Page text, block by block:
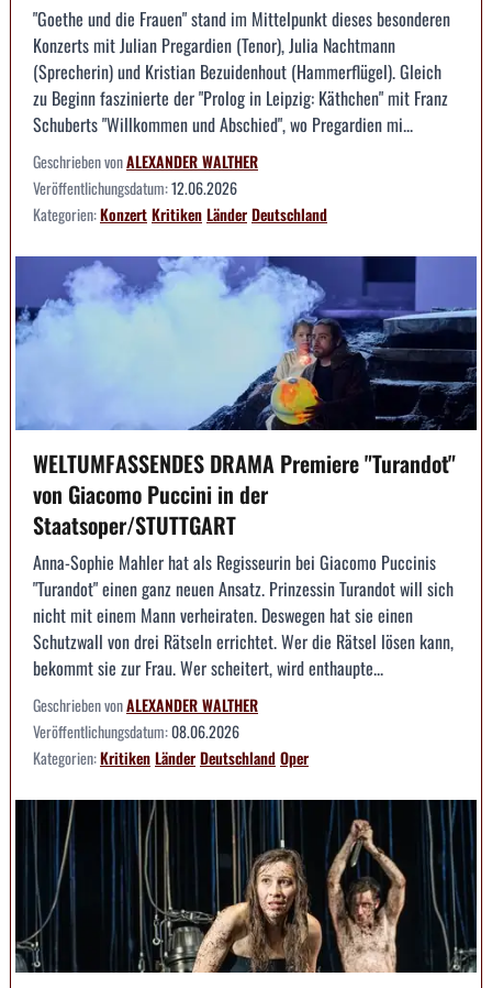
"Goethe und die Frauen" stand im Mittelpunkt dieses besonderen
Konzerts mit Julian Pregardien (Tenor), Julia Nachtmann
(Sprecherin) und Kristian Bezuidenhout (Hammerflügel). Gleich
zu Beginn faszinierte der "Prolog in Leipzig: Käthchen" mit Franz
Schuberts "Willkommen und Abschied", wo Pregardien mi...
Geschrieben vonALEXANDER WALTHER
Veröffentlichungsdatum:12.06.2026
Kategorien:KonzertKritikenLänderDeutschland
WELTUMFASSENDES DRAMA Premiere "Turandot"
von Giacomo Puccini in der
Staatsoper/STUTTGART
Anna-Sophie Mahler hat als Regisseurin bei Giacomo Puccinis
"Turandot" einen ganz neuen Ansatz. Prinzessin Turandot will sich
nicht mit einem Mann verheiraten. Deswegen hat sie einen
Schutzwall von drei Rätseln errichtet. Wer die Rätsel lösen kann,
bekommt sie zur Frau. Wer scheitert, wird enthaupte...
Geschrieben vonALEXANDER WALTHER
Veröffentlichungsdatum:08.06.2026
Kategorien:KritikenLänderDeutschlandOper